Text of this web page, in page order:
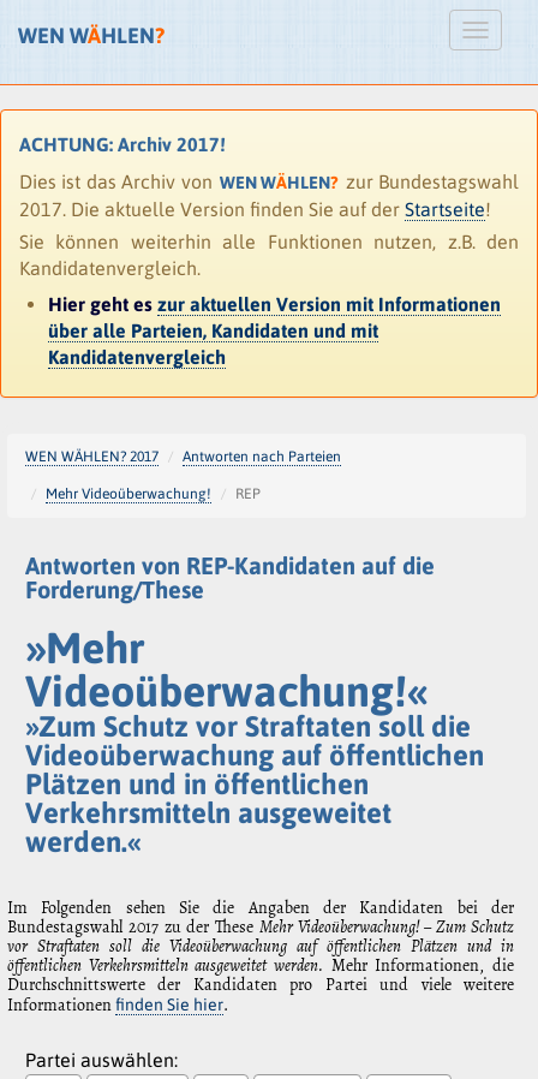
WEN WÄHLEN?
ACHTUNG: Archiv 2017!
Dies ist das Archiv von WEN WÄHLEN? zur Bundestagswahl
2017. Die aktuelle Version finden Sie auf der Startseite!
Sie können weiterhin alle Funktionen nutzen, z.B. den
Kandidatenvergleich.
Hier geht es zur aktuellen Version mit Informationen
über alle Parteien, Kandidaten und mit
Kandidatenvergleich
WEN WÄHLEN? 2017 Antworten nach Parteien
Mehr Videoüberwachung! REP
Antworten von REP-Kandidaten auf die
Forderung/These
»Mehr
Videoüberwachung!«
»Zum Schutz vor Straftaten soll die
Videoüberwachung auf öffentlichen
Plätzen und in öffentlichen
Verkehrsmitteln ausgeweitet
werden.«
Im Folgenden sehen Sie die Angaben der Kandidaten bei der
Bundestagswahl 2017 zu der These Mehr Videoüberwachung! – Zum Schutz
vor Straftaten soll die Videoüberwachung auf öffentlichen Plätzen und in
öffentlichen Verkehrsmitteln ausgeweitet werden. Mehr Informationen, die
Durchschnittswerte der Kandidaten pro Partei und viele weitere
Informationenfinden Sie hier.
Partei auswählen: